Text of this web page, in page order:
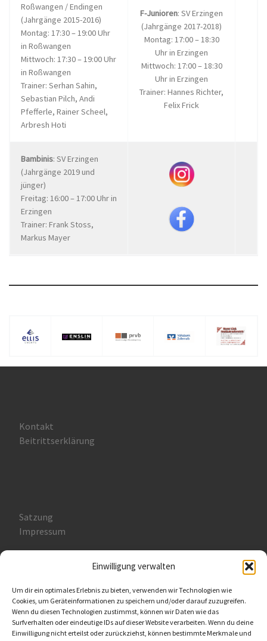
Einwilligung verwalten
Um dir ein optimales Erlebnis zu bieten, verwenden wir Technologien wie
Cookies, um Geräteinformationen zu speichern und/oder darauf zuzugreifen.
Wenn du diesen Technologien zustimmst, können wir Daten wie das
Surfverhalten oder eindeutige IDs auf dieser Website verarbeiten. Wenn du deine
Einwilligung nicht erteilst oder zurückziehst, können bestimmte Merkmale und
Roßwangen / Endingen
(Jahrgänge 2015-2016)
Montag: 17:30 – 19:00 Uhr
in Roßwangen
Mittwoch: 17:30 – 19:00 Uhr
in Roßwangen
Trainer: Serhan Sahin,
Sebastian Pilch, Andi
Pfefferle, Rainer Scheel,
Arbresh Hoti
F-Junioren: SV Erzingen
(Jahrgänge 2017-2018)
Montag: 17:00 – 18:30
Uhr in Erzingen
Mittwoch: 17:00 – 18:30
Uhr in Erzingen
Trainer: Hannes Richter,
Felix Frick
Bambinis: SV Erzingen
(Jahrgänge 2019 und
jünger)
Freitag: 16:00 – 17:00 Uhr in
Erzingen
Trainer: Frank Stoss,
Markus Mayer
Kontakt
Beitrittserklärung
Satzung
Impressum
Datenschutzerklärung (DSGVO)
Cookie-Richtlinie (EU)